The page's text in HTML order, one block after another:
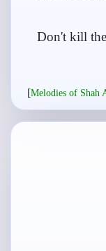
Don't kill
[Melodies of Shah